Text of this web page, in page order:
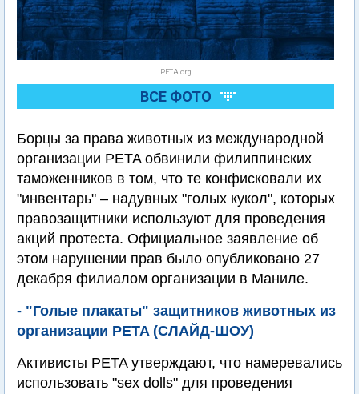
PETA.org
ВСЕ ФОТО
Борцы за права животных из международной
организации PETA обвинили филиппинских
таможенников в том, что те конфисковали их
"инвентарь" – надувных "голых кукол", которых
правозащитники используют для проведения
акций протеста. Официальное заявление об
этом нарушении прав было опубликовано 27
декабря филиалом организации в Маниле.
- "Голые плакаты" защитников животных из
организации PETA (СЛАЙД-ШОУ)
Активисты PETA утверждают, что намеревались
использовать "sex dolls" для проведения